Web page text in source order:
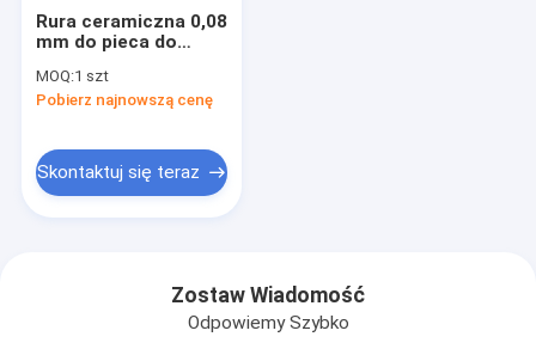
Rura ceramiczna 0,08
mm do pieca do
cm3 30Mpa
MOQ:1 szt
Pobierz najnowszą cenę
Skontaktuj się teraz
Zostaw Wiadomość
Odpowiemy Szybko